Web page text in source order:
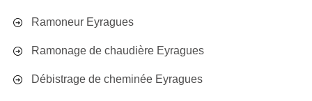
Ramoneur Eyragues
Ramonage de chaudière Eyragues
Débistrage de cheminée Eyragues